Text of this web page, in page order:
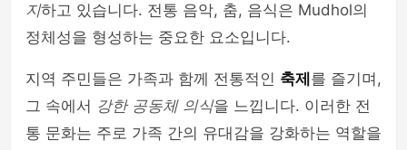
지하고 있습니다. 전통 음악, 춤, 음식은 Mudhol의
정체성을 형성하는 중요한 요소입니다.
지역 주민들은 가족과 함께 전통적인 축제 를 즐기며,
그 속에서 강한 공동체 의식을 느낍니다. 이러한 전
통 문화는 주로 가족 간의 유대감을 강화하는 역할을